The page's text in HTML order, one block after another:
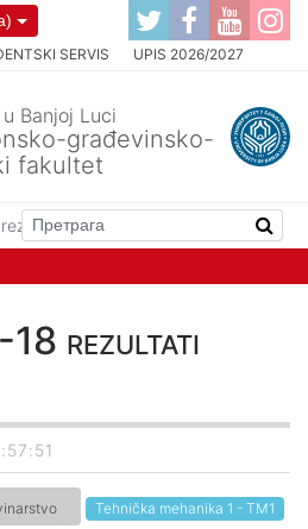
SERVIS UPIS 2026/2027
Banjoj Luci
građevinsko-
fakultet
pismenog
rezultati
Tehnička mehanika 1 - TM1